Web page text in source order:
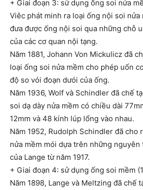
+ Giai đoạn 3: sử dụng ống soi nửa
Viêc phát minh ra loại ống nội soi nửa
đưa được ống nội soi qua những chỗ
của các cơ quan nội tạng.
Năm 1881, Johann Von Mickulicz đã
loại ống soi nửa mềm cho phép uốn
độ so vói đoạn dưói của ống.
Năm 1936, Wolf và Schindler đã chế
soi dạ dày nửa mềm có chiều dài
12mm và 48 kính lúp lổng vào nhau.
Năm 1952, Rudolph Schindler đã cho
nửa mềm mói dựa trên những nguyên
của Lange từ năm 1917.
+ Giai đoạn 4: sử dụng ống soi mềm
Năm 1898, Lange và Meltzing đã chế